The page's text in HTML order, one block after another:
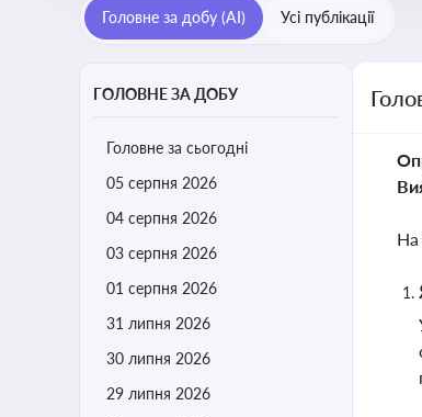
Головне за добу (AI) Усі публікації
ГОЛОВНЕ ЗА ДОБУ
Головне за сьогодні
05 серпня 2026
04 серпня 2026
03 серпня 2026
01 серпня 2026
31 липня 2026
30 липня 2026
29 липня 2026
На